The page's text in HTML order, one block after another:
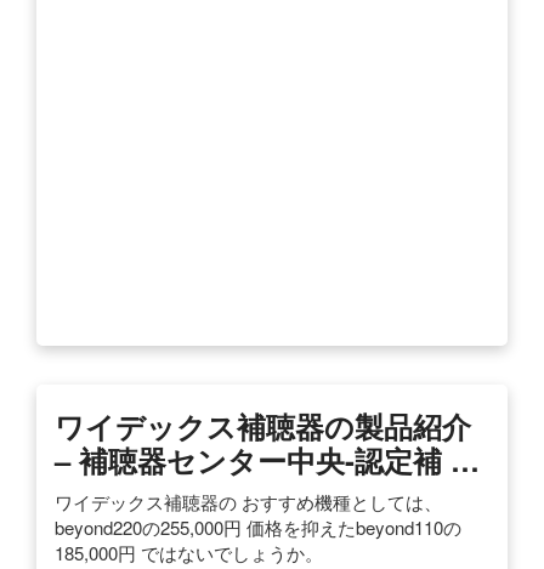
ワイデックス補聴器の製品紹介
– 補聴器センター中央-認定補 …
ワイデックス補聴器の おすすめ機種としては、
beyond220の255,000円 価格を抑えたbeyond110の
185,000円 ではないでしょうか。